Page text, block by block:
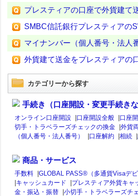
プレスティアの口座で外貨建て
SMBC信託銀行プレスティアの
マイナンバー（個人番号・法人
外貨建て送金をプレスティアの
カテゴリーから探す
手続き（口座開設・変更手続きな
オンライン口座開設 |口座開設全般 |口座
切手・トラベラーズチェックの換金 |外貨
（個人番号・法人番号）
|口座解約 |相続 |
商品・サービス
手数料 |GLOBAL PASS®（多通貨Visaデ
|キャッシュカード |プレスティア外貨キャ
金・振込・振替 |小切手・トラベラーズチ